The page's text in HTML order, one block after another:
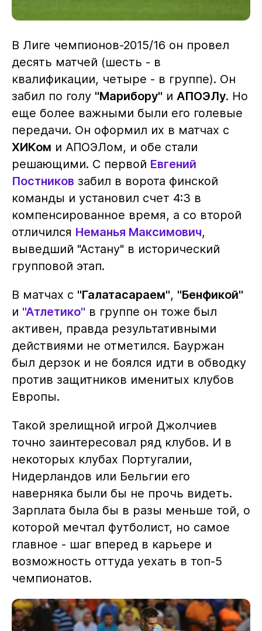
В Лиге чемпионов-2015/16 он провел
десять матчей (шесть - в
квалификации, четыре - в группе). Он
забил по голу "Марибору" и АПОЭЛу. Но
еще более важными были его голевые
передачи. Он оформил их в матчах с
ХИКом и АПОЭЛом, и обе стали
решающими. С первой Евгений
Постников забил в ворота финской
команды и установил счет 4:3 в
компенсированное время, а со второй
отличился Неманья Максимович,
выведший "Астану" в исторический
групповой этап.
В матчах с "Галатасараем", "Бенфикой"
и "Атлетико" в группе он тоже был
активен, правда результативными
действиями не отметился. Бауржан
был дерзок и не боялся идти в обводку
против защитников именитых клубов
Европы.
Такой зрелищной игрой Джолчиев
точно заинтересовал ряд клубов. И в
некоторых клубах Португалии,
Нидерландов или Бельгии его
наверняка были бы не прочь видеть.
Зарплата была бы в разы меньше той, о
которой мечтал футболист, но самое
главное - шаг вперед в карьере и
возможность оттуда уехать в топ-5
чемпионатов.